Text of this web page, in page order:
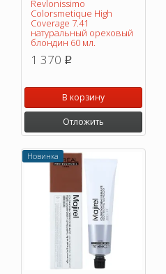
Revlonissimo
Colorsmetique High
Coverage 7.41
натуральный ореховый
блондин 60 мл.
1 370 p
В корзину
Отложить
Новинка